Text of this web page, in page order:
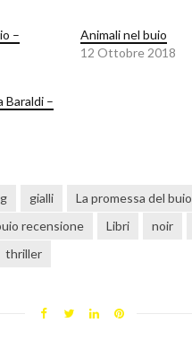
–
Animali nel buio
12 Ottobre 2018
Baraldi –
gialli
La promessa del buio
recensione
Libri noir
thriller